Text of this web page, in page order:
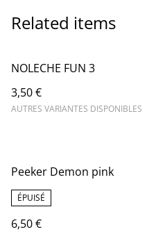
Related items
NOLECHE FUN 3
3,50 €
AUTRES VARIANTES DISPONIBLES
Peeker Demon pink
ÉPUISÉ
6,50 €